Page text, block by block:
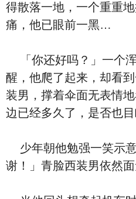
得散落一地，一个重重
痛，他已眼前一黑…
「你还好吗？」一个
醒，他爬了起来，却看
装男，撑着伞面无表情
边已经多久了，是否也
少年朝他勉强一笑示
谢！」青脸西装男依然面